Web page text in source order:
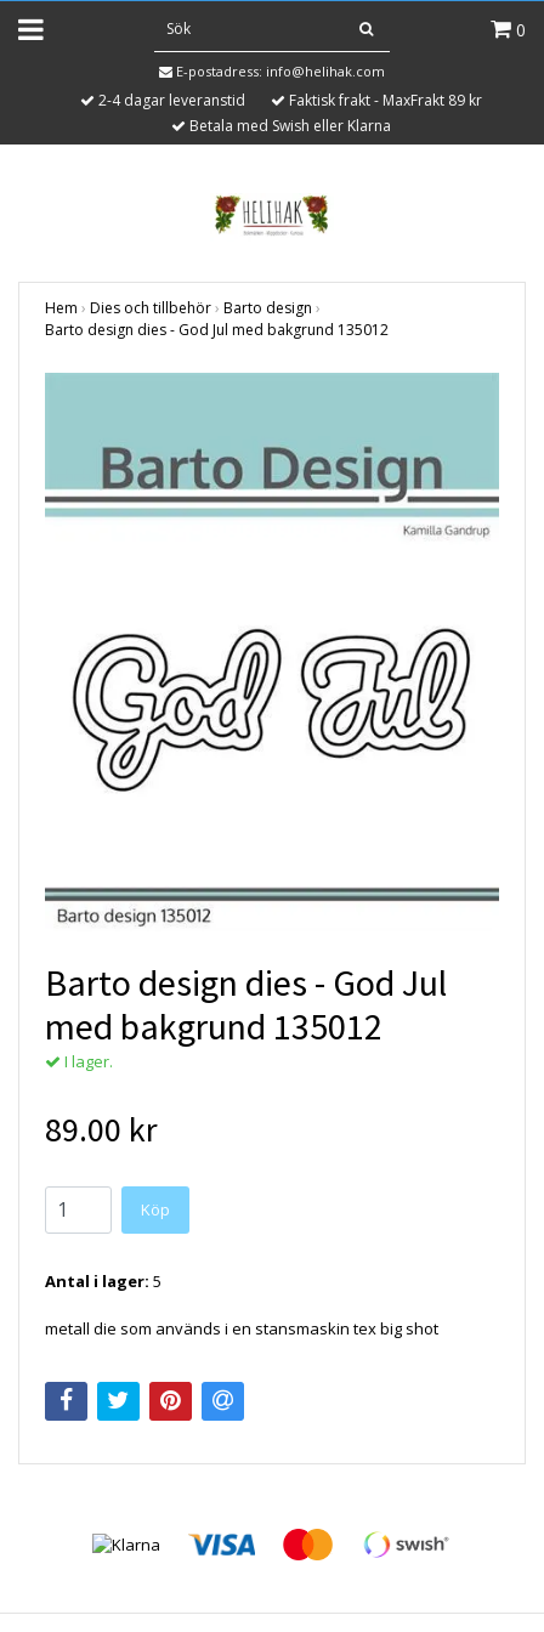
0
E-postadress: info@helihak.com
2-4 dagar leveranstid
Faktisk frakt - MaxFrakt 89 kr
Betala med Swish eller Klarna
Hem › Dies och tillbehör› Barto design ›
Barto design dies - God Jul med bakgrund 135012
Barto design dies - God Jul
med bakgrund 135012
I lager.
89.00 kr
Antal i lager: 5
metall die som används i en stansmaskin tex big shot